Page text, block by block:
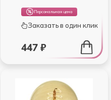
Персональная цена
Заказать в один клик
447 ₽